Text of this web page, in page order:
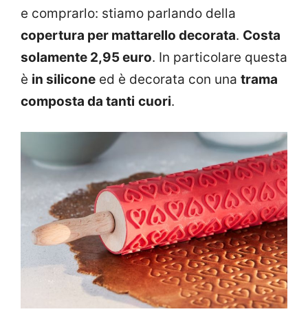
e comprarlo: stiamo parlando della
copertura per mattarello decorata. Costa
solamente 2,95 euro. In particolare questa
è in silicone ed è decorata con una trama
composta da tanti cuori.